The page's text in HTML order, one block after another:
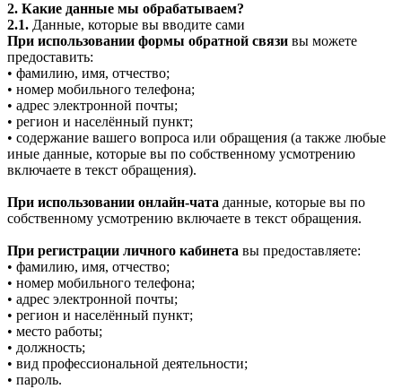
2. Какие данные мы обрабатываем?
2.1. Данные, которые вы вводите сами
При использовании формы обратной связи вы можете
предоставить:
• фамилию, имя, отчество;
• номер мобильного телефона;
• адрес электронной почты;
• регион и населённый пункт;
• содержание вашего вопроса или обращения (а также любые
иные данные, которые вы по собственному усмотрению
включаете в текст обращения).
При использовании онлайн-чата данные, которые вы по
собственному усмотрению включаете в текст обращения.
При регистрации личного кабинета вы предоставляете:
• фамилию, имя, отчество;
• номер мобильного телефона;
• адрес электронной почты;
• регион и населённый пункт;
• место работы;
• должность;
• вид профессиональной деятельности;
• пароль.